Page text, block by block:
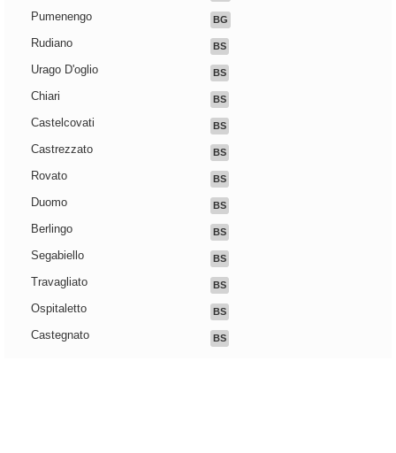
Pumenengo BG
Rudiano BS
Urago D'oglio BS
Chiari BS
Castelcovati BS
Castrezzato BS
Rovato BS
Duomo BS
Berlingo BS
Segabiello BS
Travagliato BS
Ospitaletto BS
Castegnato BS